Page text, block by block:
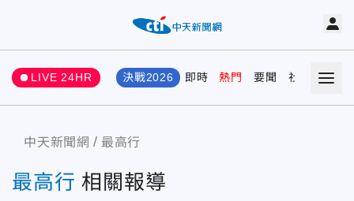
LIVE 24HR 決戰2026 即時 熱門 要聞 社會 娛樂
中天新聞網 最高行
最高行 相關報導